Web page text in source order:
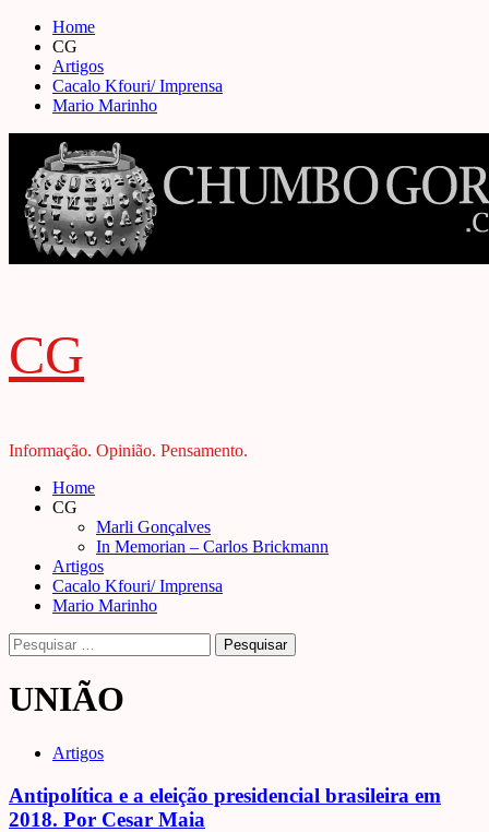
Skip
content
Home
CG
Artigos
Cacalo Kfouri/ Imprensa
Mario Marinho
CG
Informação. Opinião. Pensamento.
Primary
Menu
Home
CG
Marli Gonçalves
In Memorian – Carlos Brickmann
Artigos
Cacalo Kfouri/ Imprensa
Mario Marinho
Pesquisar
por:
UNIÃO
Artigos
Antipolítica e a eleição presidencial brasileira em
2018. Por Cesar Maia